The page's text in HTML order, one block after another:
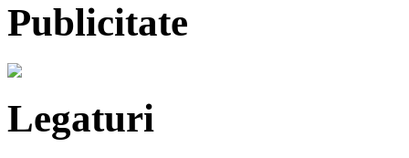
Publicitate
Legaturi